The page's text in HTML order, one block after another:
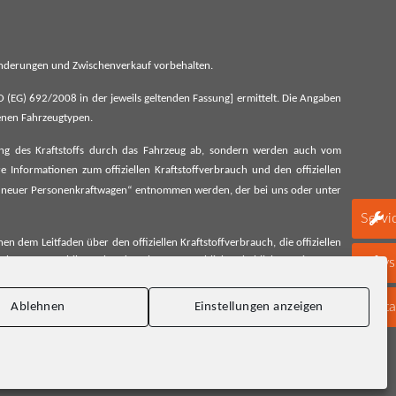
Ablehnen Einstellungen anzeigen
und Zwischenverkauf vorbehalten.
692/2008 in der jeweils geltenden Fassung] ermittelt. Die Angaben
Fahrzeugtypen.
des Kraftstoffs durch das Fahrzeug ab, sondern werden auch vom
Informationen zum offiziellen Kraftstoffverbrauch und den offiziellen
Personenkraftwagen“ entnommen werden, der bei uns oder unter
dem Leitfaden über den offiziellen Kraftstoffverbrauch, die offiziellen
Automobil Treuhand GmbH unentgeltlich erhältlich, sowie unter